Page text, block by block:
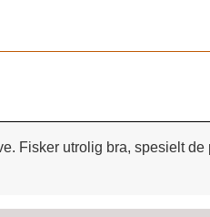
Fisker utrolig bra, spesielt